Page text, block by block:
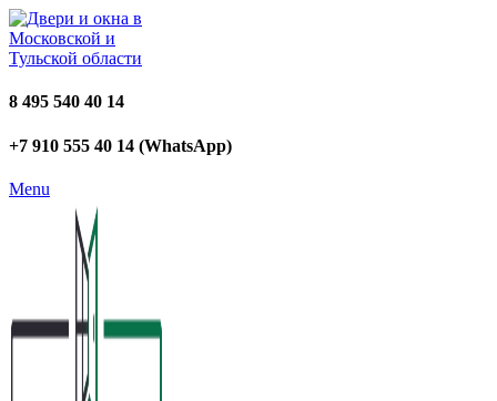
8 495 540 40 14
+7 910 555 40 14 (WhatsApp)
Menu